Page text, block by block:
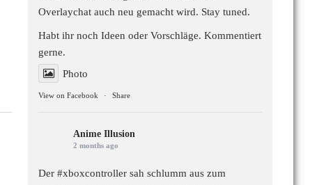
Overlaychat auch neu gemacht wird. Stay tuned.
Habt ihr noch Ideen oder Vorschläge. Kommentiert
gerne.
Photo
View on Facebook · Share
Anime Illusion
2 months ago
Der #xboxcontroller sah schlumm aus zum